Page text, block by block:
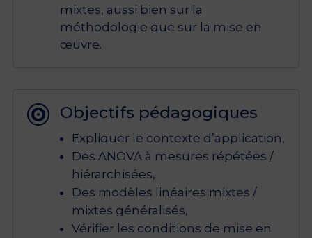
mixtes, aussi bien sur la
méthodologie que sur la mise en
œuvre.
 Objectifs pédagogiques
Expliquer le contexte d’application,
Des ANOVA à mesures répétées /
hiérarchisées,
Des modèles linéaires mixtes /
mixtes généralisés,
Vérifier les conditions de mise en